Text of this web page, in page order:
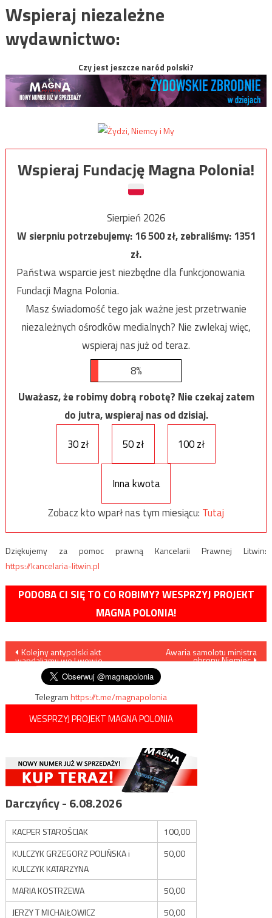
Wspieraj niezależne
wydawnictwo:
Czy jest jeszcze naród polski?
Wspieraj Fundację Magna Polonia!
Sierpień 2026
W sierpniu potrzebujemy:16 500zł, zebraliśmy:1351
zł.
Państwa wsparcie jest niezbędne dla funkcjonowania
Fundacji Magna Polonia.
Masz świadomość tego jak ważne jest przetrwanie
niezależnych ośrodków medialnych? Nie zwlekaj więc,
wspieraj nas już od teraz.
8%
Uważasz, że robimy dobrą robotę? Nie czekaj zatem
do jutra, wspieraj nas od dzisiaj.
30 zł
50 zł 100 zł
Inna kwota
Zobacz kto wparł nas tym miesiącu: Tutaj
Dziękujemy za pomoc prawną Kancelarii Prawnej Litwin:
https://kancelaria-litwin.pl
PODOBA CI SIĘ TO CO ROBIMY? WESPRZYJ PROJEKT
MAGNA POLONIA!
Nawigacja
wpisu
Kolejny antypolski akt
wandalizmu we Lwowie
Awaria samolotu ministra
obrony Niemiec
Telegramhttps://t.me/magnapolonia
WESPRZYJ PROJEKT MAGNA POLONIA
Darczyńcy - 6.08.2026
KACPER STAROŚCIAK
100,00
KULCZYK GRZEGORZ POLIŃSKA i
KULCZYK KATARZYNA
50,00
MARIA KOSTRZEWA
50,00
JERZY T MICHAJŁOWICZ
50,00